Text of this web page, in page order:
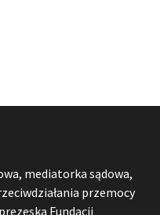
mediatorka sądowa,
przemocy
Fundacji